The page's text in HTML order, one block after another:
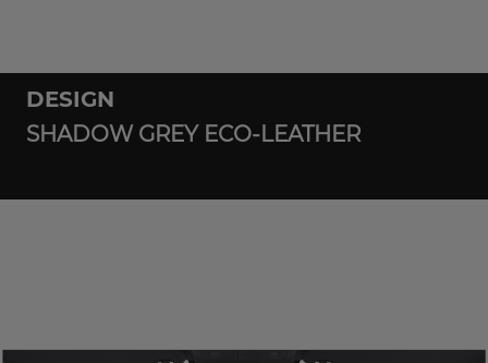
DESIGN
SHADOW GREY ECO-LEATHER